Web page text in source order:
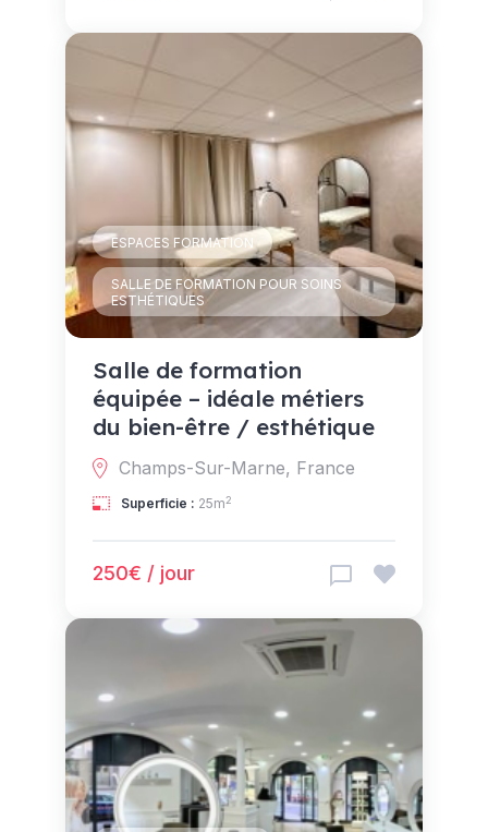
ESPACES FORMATION
SALLE DE FORMATION POUR SOINS
ESTHÉTIQUES
Salle de formation
équipée – idéale métiers
du bien-être / esthétique
Champs-Sur-Marne, France
Superficie : 25m2
250€ / jour